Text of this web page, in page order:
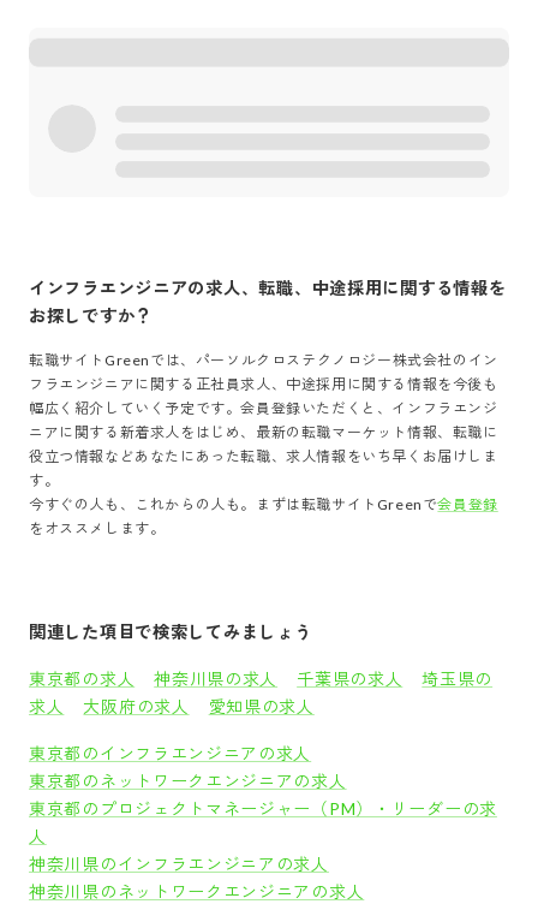
インフラエンジニアの求人、転職、中途採用に関する情報を
お探しですか？
転職サイトGreenでは、 パーソルクロステクノロジー株式会社の イン
フラエンジニア に関する正社員求人、中途採用に関する情報を今後も
幅広く紹介していく予定です。会員登録いただくと、 インフラエンジ
ニア に関する新着求人をはじめ、最新の転職マーケット情報、転職に
役立つ情報などあなたにあった転職、求人情報をいち早くお届けしま
す。
今すぐの人も、これからの人も。まずは転職サイトGreenで会員登録
をオススメします。
関連した項目で検索してみましょう
東京都の求人 神奈川県の求人 千葉県の求人
埼玉県の
求人
大阪府の求人 愛知県の求人
東京都のインフラエンジニアの求人
東京都のネットワークエンジニアの求人
東京都のプロジェクトマネージャー（PM）・リーダーの求
人
神奈川県のインフラエンジニアの求人
神奈川県のネットワークエンジニアの求人